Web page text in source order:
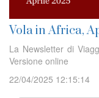
Vola in Africa,
La Newsletter di
Versione online
22/04/2025 12:15:14